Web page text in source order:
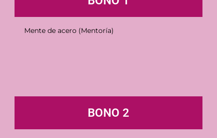
Mente de acero (Mentoría)
BONO 2